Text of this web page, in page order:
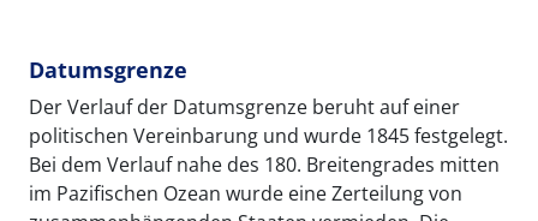
Datumsgrenze
Der Verlauf der Datumsgrenze beruht auf einer
politischen Vereinbarung und wurde 1845 festgelegt.
Bei dem Verlauf nahe des 180. Breitengrades mitten
im Pazifischen Ozean wurde eine Zerteilung von